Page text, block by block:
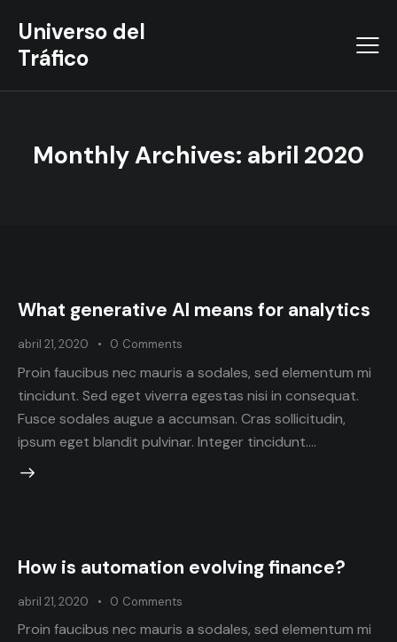
Universo del
Tráfico
Monthly Archives: abril 2020
What generative AI means for analytics
abril 21, 2020 0 Comments
Proin faucibus nec mauris a sodales, sed elementum mi
tincidunt. Sed eget viverra egestas nisi in consequat.
Fusce sodales augue a accumsan. Cras sollicitudin,
ipsum eget blandit pulvinar. Integer tincidunt.…
How is automation evolving finance?
abril 21, 2020 0 Comments
Proin faucibus nec mauris a sodales, sed elementum mi